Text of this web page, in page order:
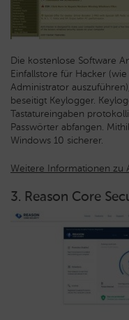
Die kostenlose Software
Einfallstore für Hacker
Administrator
beseitigt Keylogger.
Tastatureingaben
Passwörter abfangen.
Windows 10 sicherer.
Weitere Informationen zu
3. Reason Core